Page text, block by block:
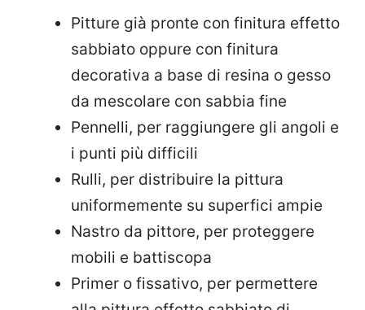
Pitture già pronte con finitura effetto
sabbiato oppure con finitura
decorativa a base di resina o gesso
da mescolare con sabbia fine
Pennelli, per raggiungere gli angoli e
i punti più difficili
Rulli, per distribuire la pittura
uniformemente su superfici ampie
Nastro da pittore, per proteggere
mobili e battiscopa
Primer o fissativo, per permettere